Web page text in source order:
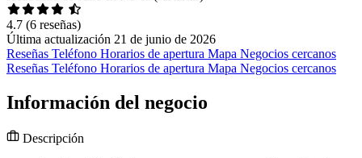
4.7 (6 reseñas)
Última actualización 21 de junio de 2026
Reseñas Teléfono Horarios de apertura Mapa Negocios cercanos
Reseñas Teléfono Horarios de apertura Mapa Negocios cercanos
Información del negocio
Descripción